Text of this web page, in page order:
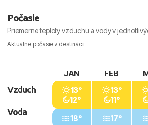
Počasie
Priemerné teploty vzduchu a vody v
Aktuálne počasie v destinácii
Vzduch
Voda
JAN
13°
12°
18°
FEB
13°
11°
17°